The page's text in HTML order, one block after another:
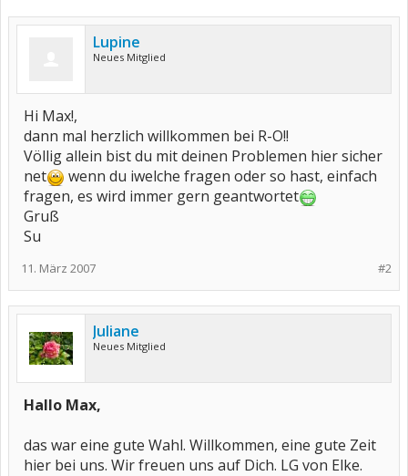
Lupine
Neues Mitglied
Hi Max!,
dann mal herzlich willkommen bei R-O!!
Völlig allein bist du mit deinen Problemen hier sicher
net
wenn du iwelche fragen oder so hast, einfach
fragen, es wird immer gern geantwortet
Gruß
Su
#2
11. März 2007
Juliane
Neues Mitglied
Hallo Max,
das war eine gute Wahl. Willkommen, eine gute Zeit
hier bei uns. Wir freuen uns auf Dich. LG von Elke.